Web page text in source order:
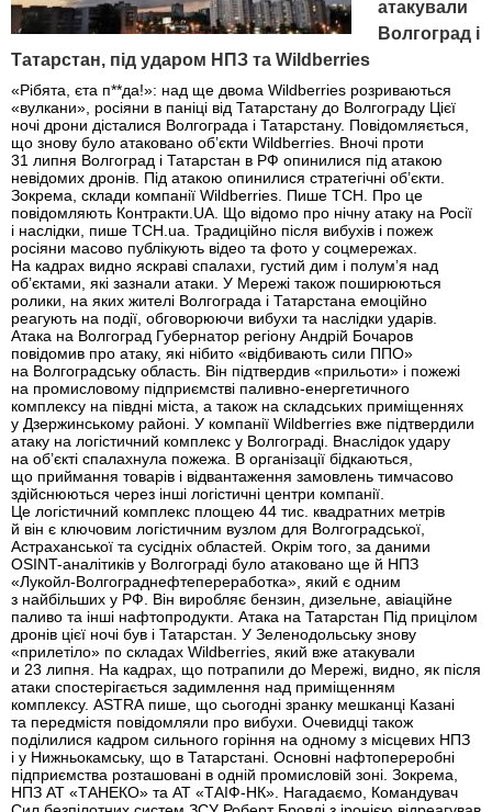
атакували
Волгоград і
Татарстан, під ударом НПЗ та Wildberries
«Рібята, єта п**да!»: над ще двома Wildberries розриваються
«вулкани», росіяни в паніці від Татарстану до Волгограду Цієї
ночі дрони дісталися Волгограда і Татарстану. Повідомляється,
що знову було атаковано об’єкти Wildberries. Вночі проти
31 липня Волгоград і Татарстан в РФ опинилися під атакою
невідомих дронів. Під атакою опинилися стратегічні об’єкти.
Зокрема, склади компанії Wildberries. Пише ТСН. Про це
повідомляють Контракти.UA. Що відомо про нічну атаку на Росії
і наслідки, пише ТСН.ua. Традиційно після вибухів і пожеж
росіяни масово публікують відео та фото у соцмережах.
На кадрах видно яскраві спалахи, густий дим і полум’я над
об’єктами, які зазнали атаки. У Мережі також поширюються
ролики, на яких жителі Волгограда і Татарстана емоційно
реагують на події, обговорюючи вибухи та наслідки ударів.
Атака на Волгоград Губернатор регіону Андрій Бочаров
повідомив про атаку, які нібито «відбивають сили ППО»
на Волгоградську область. Він підтвердив «прильоти» і пожежі
на промисловому підприємстві паливно-енергетичного
комплексу на півдні міста, а також на складських приміщеннях
у Дзержинському районі. У компанії Wildberries вже підтвердили
атаку на логістичний комплекс у Волгограді. Внаслідок удару
на об’єкті спалахнула пожежа. В організації бідкаються,
що приймання товарів і відвантаження замовлень тимчасово
здійснюються через інші логістичні центри компанії.
Це логістичний комплекс площею 44 тис. квадратних метрів
й він є ключовим логістичним вузлом для Волгоградської,
Астраханської та сусідніх областей. Окрім того, за даними
OSINT-аналітиків у Волгограді було атаковано ще й НПЗ
«Лукойл-Волгограднефтепереработка», який є одним
з найбільших у РФ. Він виробляє бензин, дизельне, авіаційне
паливо та інші нафтопродукти. Атака на Татарстан Під прицілом
дронів цієї ночі був і Татарстан. У Зеленодольську знову
«прилетіло» по складах Wildberries, який вже атакували
и 23 липня. На кадрах, що потрапили до Мережі, видно, як після
атаки спостерігається задимлення над приміщенням
комплексу. ASTRA пише, що сьогодні зранку мешканці Казані
та передмістя повідомляли про вибухи. Очевидці також
поділилися кадром сильного горіння на одному з місцевих НПЗ
і у Нижньокамську, що в Татарстані. Основні нафтопереробні
підприємства розташовані в одній промисловій зоні. Зокрема,
НПЗ АТ «ТАНЕКО» та АТ «ТАІФ-НК». Нагадаємо, Командувач